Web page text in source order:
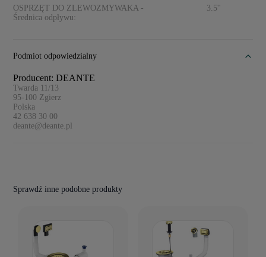
OSPRZĘT DO ZLEWOZMYWAKA -
Średnica odpływu:
3.5''
Podmiot odpowiedzialny
Producent: DEANTE
Twarda 11/13
95-100 Zgierz
Polska
42 638 30 00
deante@deante.pl
Sprawdź inne podobne produkty